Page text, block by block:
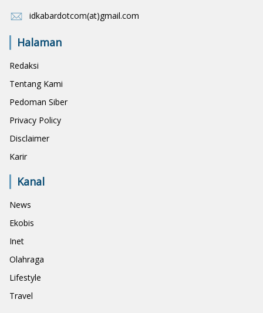
idkabardotcom(at)gmail.com
Halaman
Redaksi
Tentang Kami
Pedoman Siber
Privacy Policy
Disclaimer
Karir
Kanal
News
Ekobis
Inet
Olahraga
Lifestyle
Travel